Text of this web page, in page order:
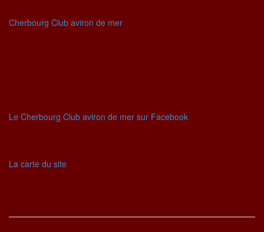
Cherbourg Club aviron de mer
Le Cherbourg Club aviron de mer sur Facebook
La carte du site